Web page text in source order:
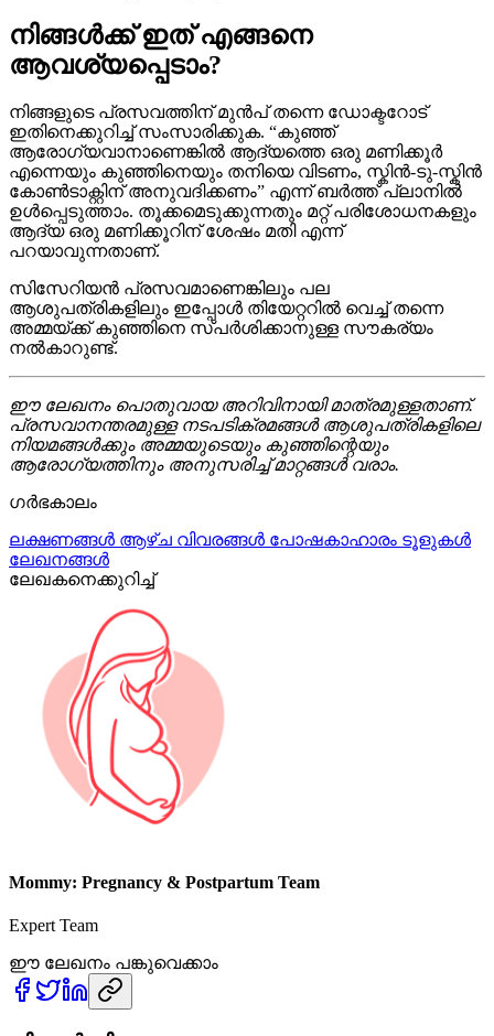
നിങ്ങൾക്ക് ഇത് എങ്ങനെ
ആവശ്യപ്പെടാം?
നിങ്ങളുടെ പ്രസവത്തിന് മുൻപ് തന്നെ ഡോക്ടറോട്
ഇതിനെക്കുറിച്ച് സംസാരിക്കുക. “കുഞ്ഞ്
ആരോഗ്യവാനാണെങ്കിൽ ആദ്യത്തെ ഒരു മണിക്കൂർ
എന്നെയും കുഞ്ഞിനെയും തനിയെ വിടണം, സ്കിൻ-ടു-സ്കിൻ
കോൺടാക്റ്റിന് അനുവദിക്കണം” എന്ന് ബർത്ത് പ്ലാനിൽ
ഉൾപ്പെടുത്താം. തൂക്കമെടുക്കുന്നതും മറ്റ് പരിശോധനകളും
ആദ്യ ഒരു മണിക്കൂറിന് ശേഷം മതി എന്ന്
പറയാവുന്നതാണ്.
സിസേറിയൻ പ്രസവമാണെങ്കിലും പല
ആശുപത്രികളിലും ഇപ്പോൾ തിയേറ്ററിൽ വെച്ച് തന്നെ
അമ്മയ്ക്ക് കുഞ്ഞിനെ സ്പർശിക്കാനുള്ള സൗകര്യം
നൽകാറുണ്ട്.
ഈ ലേഖനം പൊതുവായ അറിവിനായി മാത്രമുള്ളതാണ്.
പ്രസവാനന്തരമുള്ള നടപടിക്രമങ്ങൾ ആശുപത്രികളിലെ
നിയമങ്ങൾക്കും അമ്മയുടെയും കുഞ്ഞിന്റെയും
ആരോഗ്യത്തിനും അനുസരിച്ച് മാറ്റങ്ങൾ വരാം.
ഗർഭകാലം
ലക്ഷണങ്ങൾ ആഴ്ച വിവരങ്ങൾ പോഷകാഹാരം ടൂളുകൾ
ലേഖനങ്ങൾ
ലേഖകനെക്കുറിച്ച്
Mommy: Pregnancy & Postpartum Team
Expert Team
ഈ ലേഖനം പങ്കുവെക്കാം